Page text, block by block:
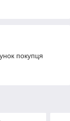
покупця